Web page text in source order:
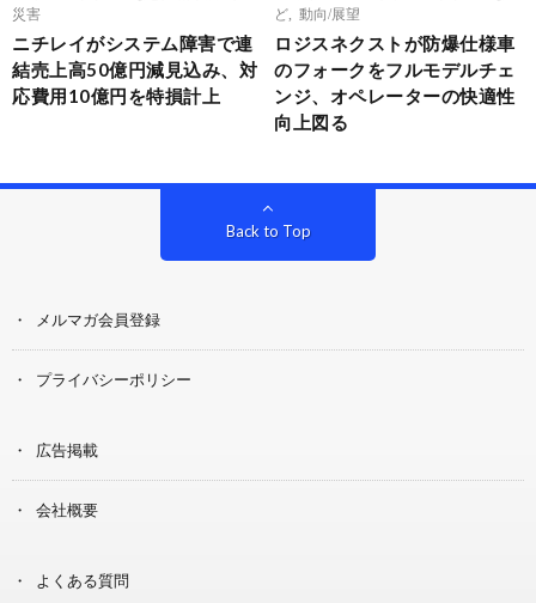
災害
ニチレイがシステム障害で連
結売上高50億円減見込み、対
応費用10億円を特損計上
ど
動向/展望
ロジスネクストが防爆仕様車
のフォークをフルモデルチェ
ンジ、オペレーターの快適性
向上図る
Back to Top
メルマガ会員登録
プライバシーポリシー
広告掲載
会社概要
よくある質問